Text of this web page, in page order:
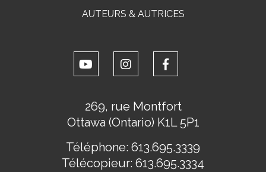
AUTEURS & AUTRICES
269, rue Montfort
Ottawa (Ontario) K1L 5P1
Téléphone: 613.695.3339
Télécopieur: 613.695.3334